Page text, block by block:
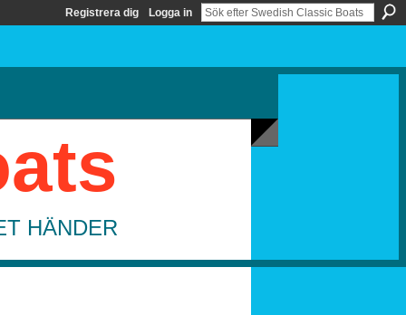
Registrera dig Logga in
HÄNDER